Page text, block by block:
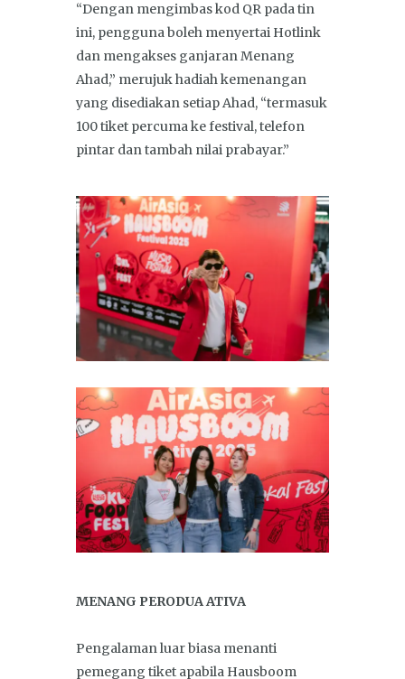
“Dengan mengimbas kod QR pada tin
ini, pengguna boleh menyertai Hotlink
dan mengakses ganjaran Menang
Ahad,” merujuk hadiah kemenangan
yang disediakan setiap Ahad, “termasuk
100 tiket percuma ke festival, telefon
pintar dan tambah nilai prabayar.”
MENANG PERODUA ATIVA
Pengalaman luar biasa menanti
pemegang tiket apabila Hausboom